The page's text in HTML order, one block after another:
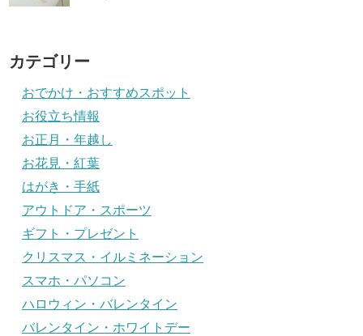
カテゴリー
おでかけ・おすすめスポット
お役立ち情報
お正月・年越し
お花見・紅葉
はがき・手紙
アウトドア・スポーツ
ギフト・プレゼント
クリスマス・イルミネーション
スマホ・パソコン
ハロウィン・バレンタイン
バレンタイン・ホワイトデー